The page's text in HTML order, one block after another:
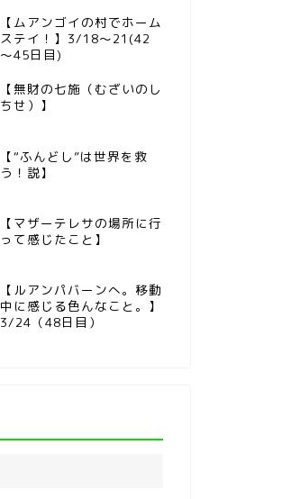
【ムアンゴイの村でホーム
ステイ！】3/18～21(42
～45日目)
【無財の七施（むざいのし
ちせ）】
【“ふんどし”は世界を救
う！説】
【マザーテレサの場所に行
って感じたこと】
【ルアンパバーンへ。移動
中に感じる色んなこと。】
3/24（48日目）